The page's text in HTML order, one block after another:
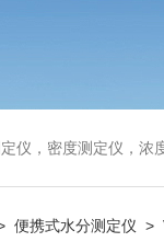
仪，密度测定仪，浓
便携式水分测定仪 >